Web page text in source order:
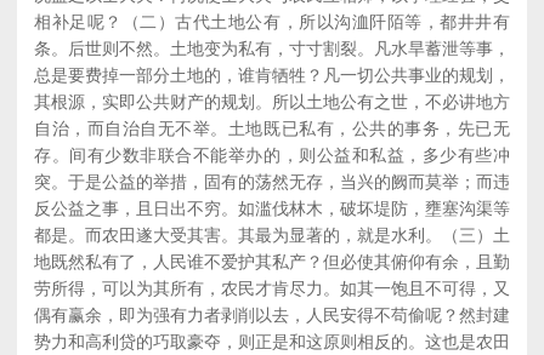
相补足呢？（二）古代土地公有，所以沟洫阡陌等，都井井有
条。后世则不然。土地变为私有，寸寸割裂。凡水旱蓄泄等事，
总是要费掉一部分土地的，谁肯牺牲？凡一切公共事业的规划，
其根源，实即公共财产的规划。所以土地公有之世，不必讲地方
自治，而自治自无不举。土地既已私有，公共的事务，先已无
存。间有少数非联合不能举办的，则公益和私益，多少有些冲
突。于是公益的举措，固有的荡然无存，当兴的阙而莫举；而违
反公益之事，且日出不穷。如滥伐林木，破坏堤防，壅塞沟渠等
都是。而农田遂大受其害。其最为显著的，就是水利。（三）土
地既然私有了，人民谁不爱护其私产？但必使其俯仰有余，且勤
劳所得，可以为其所有，农民才肯尽力。如其一饱且不可得，又
偶有赢余，即为强有力者剥削以去，人民安得不苟偷呢？然封建
势力和高利贷的巧取豪夺，则正是和这原则相反的。这也是农田